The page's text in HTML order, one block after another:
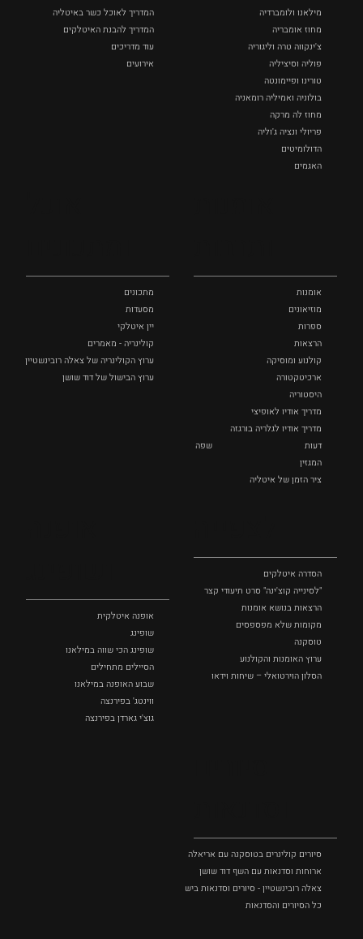
מילאנו ולומברדיה
מחוז אומבריה
צ'ינקווה טרה וליגוריה
פוליה וסיציליה ‏
טורינו ופיימונטה
בולוניה ואמיליה רומאניה
מחוז לה מרקה
פריולי ונציה ג'וליה
הדולומיטים
האגמים
המדריך לאוכל כשר באיטליה
המדריך להבנת האיטלקים
עוד מדריכים
אירועים
אומנות
מוזיאונים
ספרות
הרצאות
קולנוע ומוסיקה
ארכיטקטורה
היסטוריה
מדריך אודיו לאופיצי
מדריך אודיו לגלריה בורגזה
דעות
שפה
המגזין
ציר הזמן של איטליה
מתכונים
מסעדות
יין איטלקי
קולינריה - מאמרים
ערוץ הקולינריה של צאלה רובינשטיין
ערוץ הבישול של דוד שושן
הסדרה איטלקים
"לסינייה קוצ'ינה" סרט תיעודי קצר
הרצאות בנושא אומנות
מקומות שלא מפספסים
טוסקנה
ערוץ האומנות והקולנוע
הסלון הוירטואלי – שיחות וידאו
אופנה איטלקית
שופינג
שופינג הכי שווה במילאנו
הסיילים מתחילים
שבוע האופנה במילאנו
ווינטג' בפירנצה
גוצ'י גארדן בפירנצה
סיורים קולינרים בטוסקנה עם אריאלה בנקיר
ארוחות וסדנאות עם השף דוד שושן
צאלה רובינשטיין - סיורים וסדנאות בישול בטוסקנה
כל הסיורים והסדנאות